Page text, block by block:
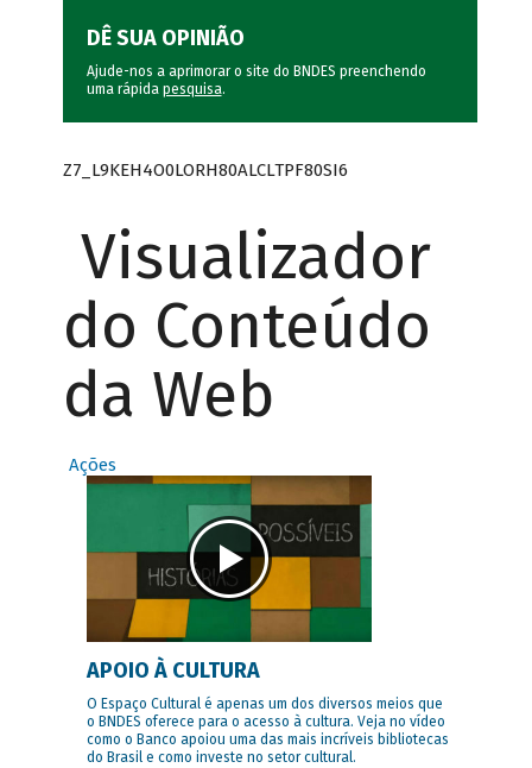
DÊ SUA OPINIÃO
Ajude-nos a aprimorar o site do BNDES preenchendo
uma rápida pesquisa.
Z7_L9KEH4O0LORH80ALCLTPF80SI6
Visualizador
do Conteúdo
da Web
Ações
APOIO À CULTURA
O Espaço Cultural é apenas um dos diversos meios que
o BNDES oferece para o acesso à cultura. Veja no vídeo
como o Banco apoiou uma das mais incríveis bibliotecas
do Brasil e como investe no setor cultural.